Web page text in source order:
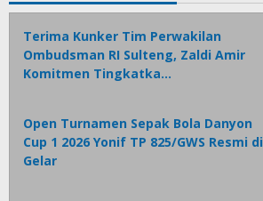
Terima Kunker Tim Perwakilan
Ombudsman RI Sulteng, Zaldi Amir
Komitmen Tingkatka…
Open Turnamen Sepak Bola Danyon
Cup 1 2026 Yonif TP 825/GWS Resmi di
Gelar